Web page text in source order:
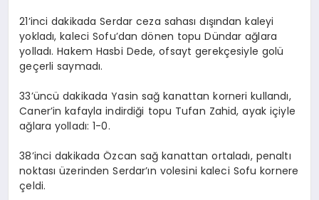
21’inci dakikada Serdar ceza sahası dışından kaleyi
yokladı, kaleci Sofu’dan dönen topu Dündar ağlara
yolladı. Hakem Hasbi Dede, ofsayt gerekçesiyle golü
geçerli saymadı.
33’üncü dakikada Yasin sağ kanattan korneri kullandı,
Caner’in kafayla indirdiği topu Tufan Zahid, ayak içiyle
ağlara yolladı: 1-0.
38’inci dakikada Özcan sağ kanattan ortaladı, penaltı
noktası üzerinden Serdar’ın volesini kaleci Sofu kornere
çeldi.